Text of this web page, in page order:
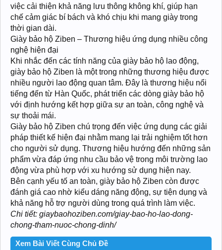
việc cải thiện khả năng lưu thông không khí, giúp hạn
chế cảm giác bí bách và khó chịu khi mang giày trong
thời gian dài.
Giày bảo hộ Ziben – Thương hiệu ứng dụng nhiều công
nghệ hiện đại
Khi nhắc đến các tính năng của giày bảo hộ lao động,
giày bảo hộ Ziben là một trong những thương hiệu được
nhiều người lao động quan tâm. Đây là thương hiệu nổi
tiếng đến từ Hàn Quốc, phát triển các dòng giày bảo hộ
với định hướng kết hợp giữa sự an toàn, công nghệ và
sự thoải mái.
Giày bảo hộ Ziben chú trọng đến việc ứng dụng các giải
pháp thiết kế hiện đại nhằm mang lại trải nghiệm tốt hơn
cho người sử dụng. Thương hiệu hướng đến những sản
phẩm vừa đáp ứng nhu cầu bảo vệ trong môi trường lao
động vừa phù hợp với xu hướng sử dụng hiện nay.
Bên cạnh yếu tố an toàn, giày bảo hộ Ziben còn được
đánh giá cao nhờ kiểu dáng năng động, sự tiện dụng và
khả năng hỗ trợ người dùng trong quá trình làm việc.
Chi tiết: giaybaohoziben.com/giay-bao-ho-lao-dong-
chong-tham-nuoc-chong-dinh/
Xem Bài Viết Cùng Chủ Đề